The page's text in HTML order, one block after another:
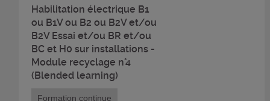
Habilitation électrique B1
ou B1V ou B2 ou B2V et/ou
B2V Essai et/ou BR et/ou
BC et H0 sur installations -
Module recyclage n°4
(Blended learning)
Formation continue